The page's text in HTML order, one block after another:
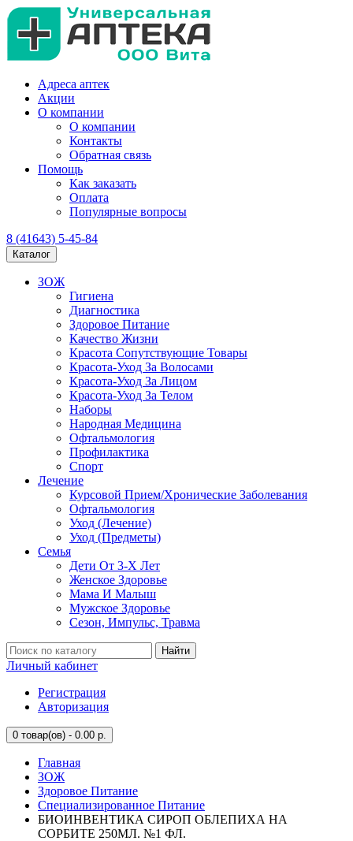
Адреса аптек
Акции
О компании
О компании
Контакты
Обратная связь
Помощь
Как заказать
Оплата
Популярные вопросы
8 (41643) 5-45-84
Каталог
ЗОЖ
Гигиена
Диагностика
Здоровое Питание
Качество Жизни
Красота Сопутствующие Товары
Красота-Уход За Волосами
Красота-Уход За Лицом
Красота-Уход За Телом
Наборы
Народная Медицина
Офтальмология
Профилактика
Спорт
Лечение
Курсовой Прием/Хронические Заболевания
Офтальмология
Уход (Лечение)
Уход (Предметы)
Семья
Дети От 3-Х Лет
Женское Здоровье
Мама И Малыш
Мужское Здоровье
Сезон, Импульс, Травма
Найти
Личный кабинет
Регистрация
Авторизация
0 товар(ов) - 0.00 р.
Главная
ЗОЖ
Здоровое Питание
Специализированное Питание
БИОИНВЕНТИКА СИРОП ОБЛЕПИХА НА
СОРБИТЕ 250МЛ. №1 ФЛ.